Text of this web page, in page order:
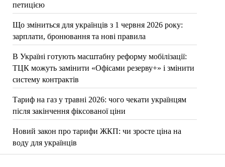
петицією
Що зміниться для українців з 1 червня 2026 року:
зарплати, бронювання та нові правила
В Україні готують масштабну реформу мобілізації:
ТЦК можуть замінити «Офісами резерву+» і змінити
систему контрактів
Тариф на газ у травні 2026: чого чекати українцям
після закінчення фіксованої ціни
Новий закон про тарифи ЖКП: чи зросте ціна на
воду для українців